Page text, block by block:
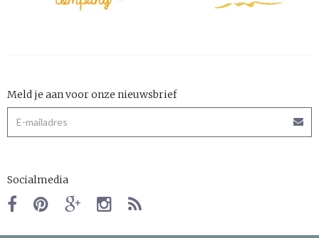
Meld je aan voor onze nieuwsbrief
Socialmedia